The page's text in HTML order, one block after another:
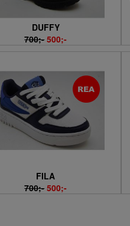
DUFFY
700;- 500;-
FILA
700;- 500;-